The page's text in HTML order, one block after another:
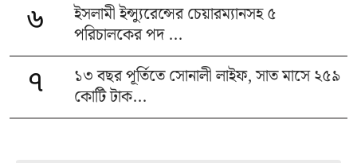
৬
ইসলামী ইন্স্যুরেন্সের চেয়ারম্যানসহ ৫
পরিচালকের পদ ...
৭
১৩ বছর পূর্তিতে সোনালী লাইফ, সাত মাসে ২৫৯
কোটি টাক...